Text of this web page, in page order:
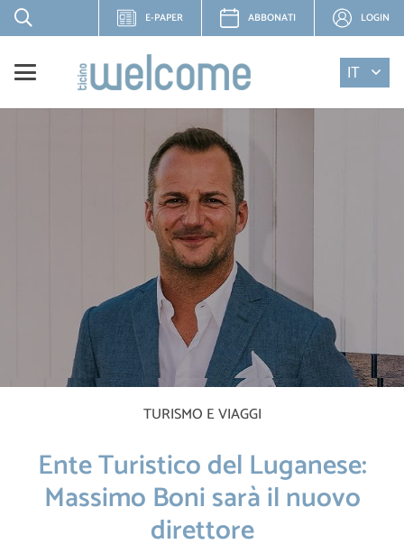
E-PAPER ABBONATI LOGIN
IT
TURISMO E VIAGGI
Ente Turistico del Luganese:
Massimo Boni sarà il nuovo
direttore